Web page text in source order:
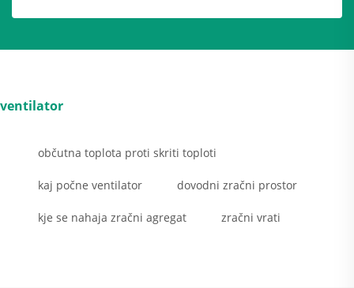
ventilator
občutna toplota proti skriti toploti
kaj počne ventilator dovodni zračni prostor
kje se nahaja zračni agregat zračni vrati